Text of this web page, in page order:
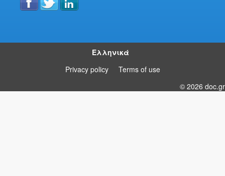
Ελληνικά
Privacy policy
Terms of use
© 2026 doc.gr